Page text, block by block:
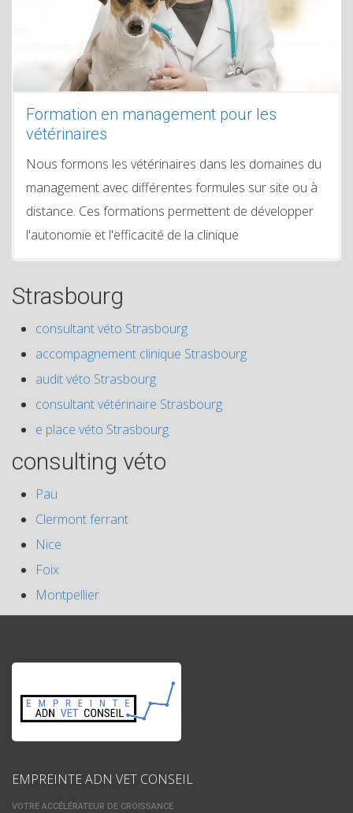
Formation en management pour les
vétérinaires
Nous formons les vétérinaires dans les domaines du
management avec différentes formules sur site ou à
distance. Ces formations permettent de développer
l'autonomie et l'efficacité de la clinique
Strasbourg
consultant véto Strasbourg
accompagnement clinique Strasbourg
audit véto Strasbourg
consultant vétérinaire Strasbourg
e place véto Strasbourg
consulting véto
Pau
Clermont ferrant
Nice
Foix
Montpellier
EMPREINTE ADN VET CONSEIL
VOTRE ACCÉLÉRATEUR DE CROISSANCE